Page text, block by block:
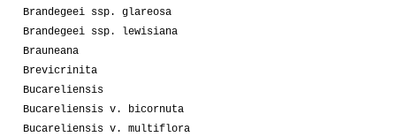
Brandegeei ssp. glareosa
Brandegeei ssp. lewisiana
Brauneana
Brevicrinita
Bucareliensis
Bucareliensis v. bicornuta
Bucareliensis v. multiflora